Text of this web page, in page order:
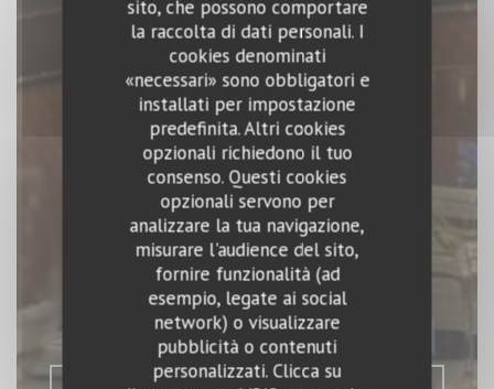
sito, che possono comportare
la raccolta di dati personali. I
cookies denominati
«necessari» sono obbligatori e
installati per impostazione
predefinita. Altri cookies
opzionali richiedono il tuo
consenso. Questi cookies
opzionali servono per
analizzare la tua navigazione,
misurare l'audience del sito,
fornire funzionalità (ad
esempio, legate ai social
network) o visualizzare
pubblicità o contenuti
personalizzati. Clicca su
Le Petit Sommelier
BAR - BRASSERIE|PARIS